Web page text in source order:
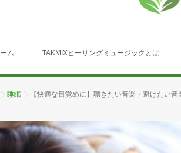
ム TAKMIXヒーリングミュージックとは
睡眠 【快適な目覚めに】聴きたい音楽・避けたい音